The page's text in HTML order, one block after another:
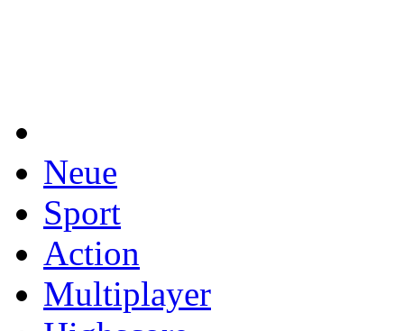
Neue
Sport
Action
Multiplayer